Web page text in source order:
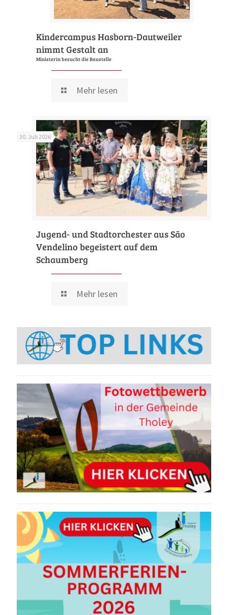
Kindercampus Hasborn-Dautweiler
nimmt Gestalt an
Ministerin besucht die Baustelle
Mehr lesen
30. Juli 2026
Jugend- und Stadtorchester aus São
Vendelino begeistert auf dem
Schaumberg
Mehr lesen